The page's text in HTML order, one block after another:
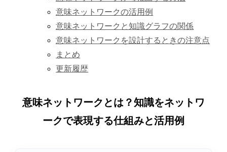
意味ネットワークの活用例
意味ネットワークと知識グラフの関係
意味ネットワークを設計するときの注意点
まとめ
更新履歴
意味ネットワークとは？知識をネットワ
ークで表現する仕組みと活用例